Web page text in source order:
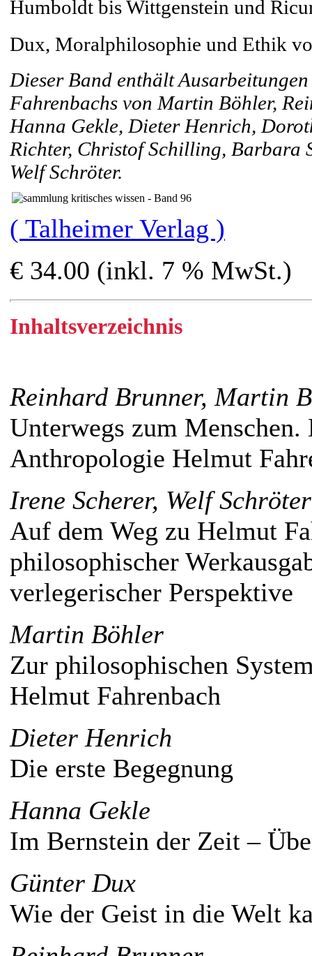
Humboldt bis Wittgenstein und
Dux, Moralphilosophie und Ethik
Dieser Band enthält
Fahrenbachs von Martin Böhler,
Hanna Gekle, Dieter Henrich,
Richter, Christof Schilling, Barbara
Welf Schröter.
( Talheimer Verlag )
€ 34.00 (inkl. 7 % MwSt.)
Inhaltsverzeichnis
Reinhard Brunner, Martin
Unterwegs zum
Anthropologie Helmut
Irene Scherer, Welf Schröter
Auf dem Weg zu Helmut
philosophischer
verlegerischer Perspektive
Martin Böhler
Zur philosophischen
Helmut Fahrenbach
Dieter Henrich
Die erste Begegnung
Hanna Gekle
Im Bernstein der Zeit –
Günter Dux
Wie der Geist in die Welt